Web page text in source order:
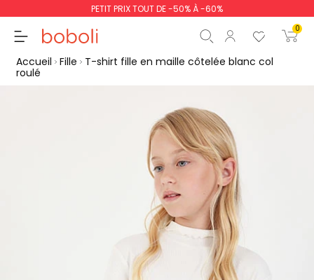
PETIT PRIX TOUT DE -50% À -60%
0
Commencer la
Accueil Fille
T-shirt fille en maille côtelée blanc col
roulé